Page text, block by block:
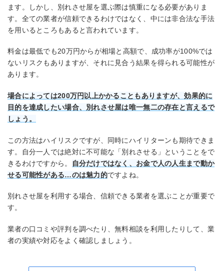
ます。しかし、別れさせ屋を選ぶ際は慎重になる必要がありま
す。全ての業者が信頼できるわけではなく、中には非合法な手法
を用いるところもあると言われています。
料金は最低でも20万円からが相場と高額で、成功率が100%では
ないリスクもありますが、それに見合う結果を得られる可能性が
あります。
場合によっては200万円以上かかることもありますが、効果的に
目的を達成したい場合、別れさせ屋は唯一無二の存在と言えるで
しょう。
この方法はハイリスクですが、同時にハイリターンも期待できま
す。自分一人では絶対に不可能な「別れさせる」ということをで
きるわけですから。
自分だけではなく、お金で人の人生まで動か
せる可能性がある…のは魅力的ですよね。
別れさせ屋を利用する場合、信頼できる業者を選ぶことが重要で
す。
業者の口コミや評判を調べたり、無料相談を利用したりして、業
者の実績や対応をよく確認しましょう。